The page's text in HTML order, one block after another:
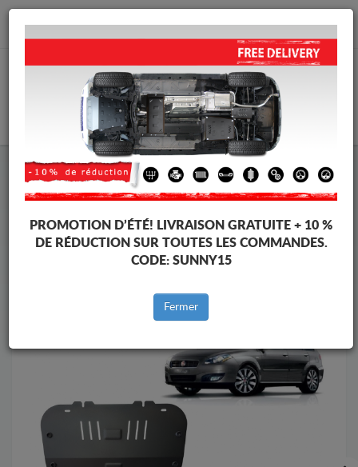
info@cachesousmoteur.fr
Cache Sous Moteur Fiat Cache Sous Moteur Fiat Croma
Marques
PROMOTION D’ÉTÉ! LIVRAISON GRATUITE + 10 %
DE RÉDUCTION SUR TOUTES LES COMMANDES.
CODE: SUNNY15
Fermer